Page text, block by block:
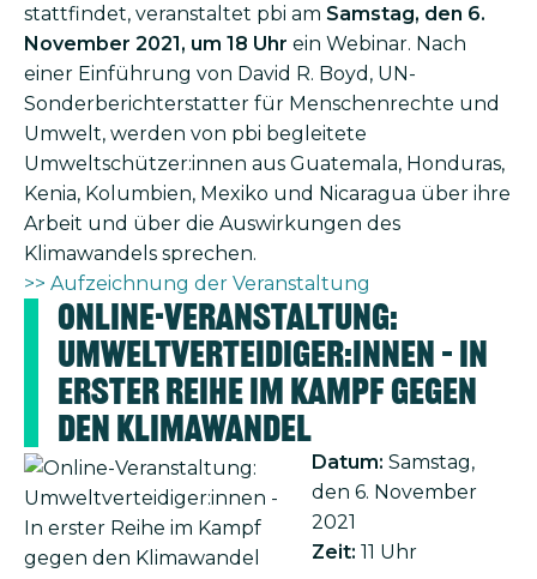
stattfindet, veranstaltet pbi am Samstag, den 6.
November 2021, um 18 Uhr ein Webinar. Nach
einer Einführung von David R. Boyd, UN-
Sonderberichterstatter für Menschenrechte und
Umwelt, werden von pbi begleitete
Umweltschützer:innen aus Guatemala, Honduras,
Kenia, Kolumbien, Mexiko und Nicaragua über ihre
Arbeit und über die Auswirkungen des
Klimawandels sprechen.
>> Aufzeichnung der Veranstaltung
Online-Veranstaltung:
Umweltverteidiger:innen – In
erster Reihe im Kampf gegen
den Klimawandel
Datum: Samstag,
den 6. November
2021
Zeit: 11 Uhr